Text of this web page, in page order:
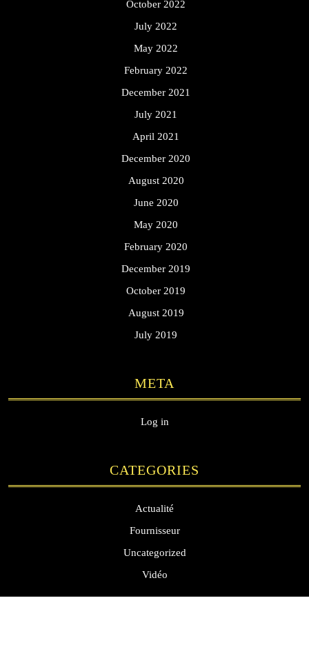
October 2022
July 2022
May 2022
February 2022
December 2021
July 2021
April 2021
December 2020
August 2020
June 2020
May 2020
February 2020
December 2019
October 2019
August 2019
July 2019
META
Log in
CATEGORIES
Actualité
Fournisseur
Uncategorized
Vidéo